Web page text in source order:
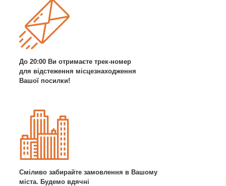
До 20:00 Ви отримаєте трек-номер
для відстеження місцезнаходження
Вашої посилки!
Сміливо забирайте замовлення в Вашому
міста. Будемо вдячні